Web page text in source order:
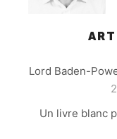
Lord Baden-
Un livre blanc